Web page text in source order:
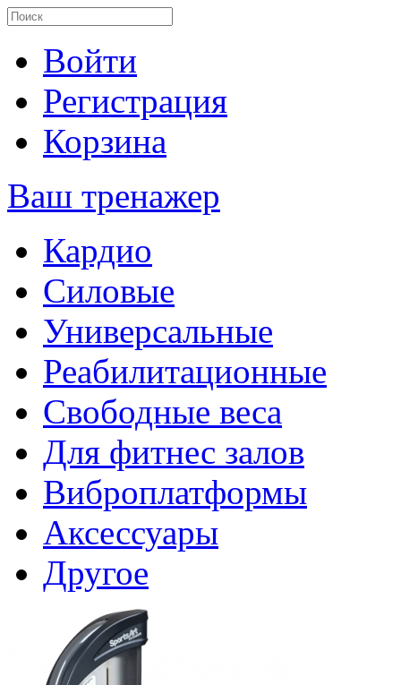
Войти
Регистрация
Корзина
Ваш тренажер
Кардио
Силовые
Универсальные
Реабилитационные
Свободные веса
Для фитнес залов
Виброплатформы
Аксессуары
Другое